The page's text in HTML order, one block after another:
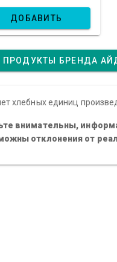
ДОБАВИТЬ
ПРОДУКТЫ БРЕНДА
хлебных единиц
внимательны,
отклонения от